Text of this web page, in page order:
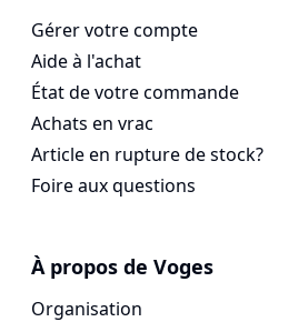
Gérer votre compte
Aide à l'achat
État de votre commande
Achats en vrac
Article en rupture de stock?
Foire aux questions
À propos de Voges
Organisation